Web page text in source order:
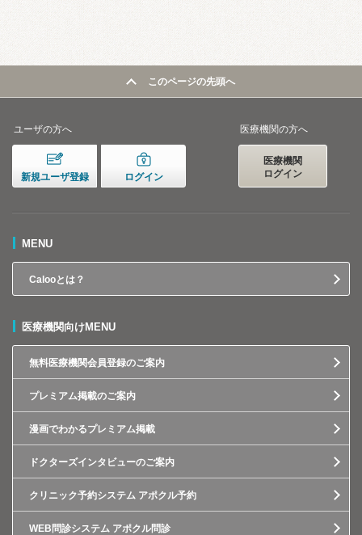
このページの先頭へ
ユーザの方へ
新規ユーザ登録 ログイン
医療機関の方へ
医療機関
ログイン
MENU
Calooとは？
医療機関向けMENU
無料医療機関会員登録のご案内
プレミアム掲載のご案内
漫画でわかるプレミアム掲載
ドクターズインタビューのご案内
クリニック予約システム アポクル予約
WEB問診システム アポクル問診